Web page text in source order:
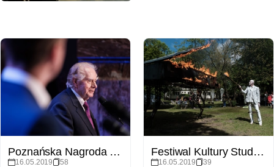
Poznańska Nagroda Literacka 2019
16.05.2019 58
Festiwal Kultury Studentów Kulminacje 2019
16.05.2019 39